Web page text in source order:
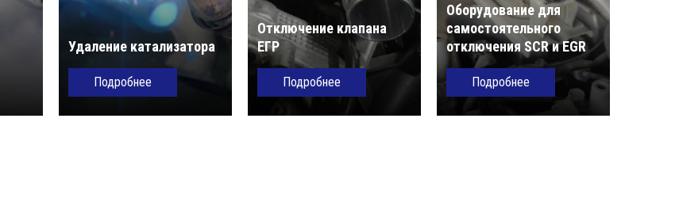
Удаление катализатора
Подробнее
Отключение клапана
ЕГР
Подробнее
Оборудование для
самостоятельного
отключения SCR и EGR
Подробнее